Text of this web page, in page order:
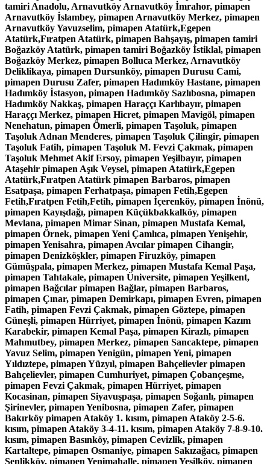
tamiri Anadolu, Arnavutköy Arnavutköy İmrahor, pimapen
Arnavutköy İslambey, pimapen Arnavutköy Merkez, pimapen
Arnavutköy Yavuzselim, pimapen Atatürk,Egepen
Atatürk,Fıratpen Atatürk, pimapen Bahşayış, pimapen tamiri
Boğazköy Atatürk, pimapen tamiri Boğazköy İstiklal, pimapen
Boğazköy Merkez, pimapen Bolluca Merkez, Arnavutköy
Deliklikaya, pimapen Dursunköy, pimapen Durusu Cami,
pimapen Durusu Zafer, pimapen Hadımköy Hastane, pimapen
Hadımköy İstasyon, pimapen Hadımköy Sazlıbosna, pimapen
Hadımköy Nakkaş, pimapen Haraççı Karlıbayır, pimapen
Haraççı Merkez, pimapen Hicret, pimapen Mavigöl, pimapen
Nenehatun, pimapen Ömerli, pimapen Taşoluk, pimapen
Taşoluk Adnan Menderes, pimapen Taşoluk Çilingir, pimapen
Taşoluk Fatih, pimapen Taşoluk M. Fevzi Çakmak, pimapen
Taşoluk Mehmet Akif Ersoy, pimapen Yeşilbayır, pimapen
Ataşehir pimapen Aşık Veysel, pimapen Atatürk,Egepen
Atatürk,Fıratpen Atatürk pimapen Barbaros, pimapen
Esatpaşa, pimapen Ferhatpaşa, pimapen Fetih,Egepen
Fetih,Fıratpen Fetih,Fetih, pimapen İçerenköy, pimapen İnönü,
pimapen Kayışdağı, pimapen Küçükbakkalköy, pimapen
Mevlana, pimapen Mimar Sinan, pimapen Mustafa Kemal,
pimapen Örnek, pimapen Yeni Çamlıca, pimapen Yenişehir,
pimapen Yenisahra, pimapen Avcılar pimapen Cihangir,
pimapen Denizköşkler, pimapen Firuzköy, pimapen
Gümüşpala, pimapen Merkez, pimapen Mustafa Kemal Paşa,
pimapen Tahtakale, pimapen Üniversite, pimapen Yeşilkent,
pimapen Bağcılar pimapen Bağlar, pimapen Barbaros,
pimapen Çınar, pimapen Demirkapı, pimapen Evren, pimapen
Fatih, pimapen Fevzi Çakmak, pimapen Göztepe, pimapen
Güneşli, pimapen Hürriyet, pimapen İnönü, pimapen Kazım
Karabekir, pimapen Kemal Paşa, pimapen Kirazlı, pimapen
Mahmutbey, pimapen Merkez, pimapen Sancaktepe, pimapen
Yavuz Selim, pimapen Yenigün, pimapen Yeni, pimapen
Yıldıztepe, pimapen Yüzyıl, pimapen Bahçelievler pimapen
Bahçelievler, pimapen Cumhuriyet, pimapen Çobançeşme,
pimapen Fevzi Çakmak, pimapen Hürriyet, pimapen
Kocasinan, pimapen Siyavuşpaşa, pimapen Soğanlı, pimapen
Şirinevler, pimapen Yenibosna, pimapen Zafer, pimapen
Bakırköy pimapen Ataköy 1. kısım, pimapen Ataköy 2-5-6.
kısım, pimapen Ataköy 3-4-11. kısım, pimapen Ataköy 7-8-9-10.
kısım, pimapen Basınköy, pimapen Cevizlik, pimapen
Kartaltepe, pimapen Osmaniye, pimapen Sakızağacı, pimapen
Şenlikköy, pimapen Yenimahalle, pimapen Yeşilköy, pimapen